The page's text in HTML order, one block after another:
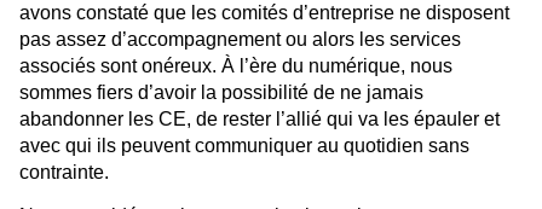
avons constaté que les comités d’entreprise ne disposent
pas assez d’accompagnement ou alors les services
associés sont onéreux. À l’ère du numérique, nous
sommes fiers d’avoir la possibilité de ne jamais
abandonner les CE, de rester l’allié qui va les épauler et
avec qui ils peuvent communiquer au quotidien sans
contrainte.